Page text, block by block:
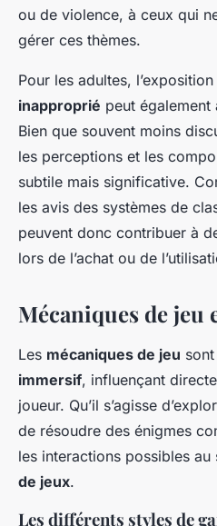
ou de violence, à ceux qui
gérer ces thèmes.
Pour les adultes,
inapproprié peut également
Bien que souvent moins
les perceptions et les
subtile mais significative.
les avis des systèmes de
peuvent donc contribuer à
lors de l’achat ou de
Mécaniques de jeu
Les mécaniques de jeu
immersif, influençant
joueur. Qu’il s’agisse
de résoudre des énigmes
les interactions possibles
de jeux.
Les différents styles de